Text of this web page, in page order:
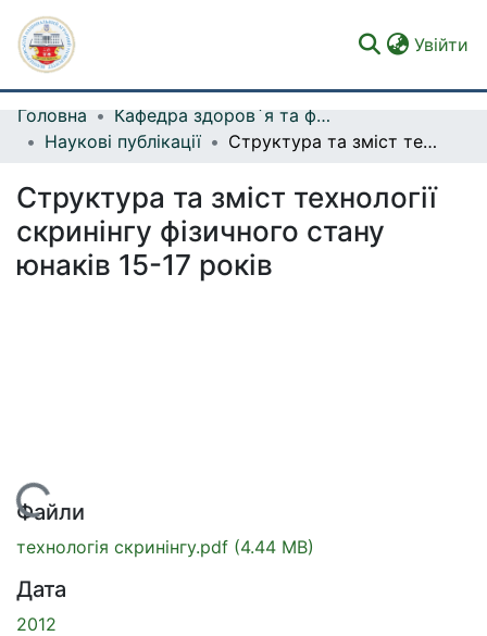
Увійти
Фонди та зібрання
Статистика
Головна
Кафедра здоров`я та фізичної рекреації
Наукові публікації
Структура та зміст технології скринінгу фізичного стану юнаків 15-17 років
Структура та зміст технології
скринінгу фізичного стану
юнаків 15-17 років
Вантажиться...
Файли
технологія скринінгу.pdf (4.44 MB)
Дата
2012